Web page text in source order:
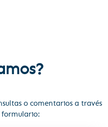
o comentarios a través
formulario: